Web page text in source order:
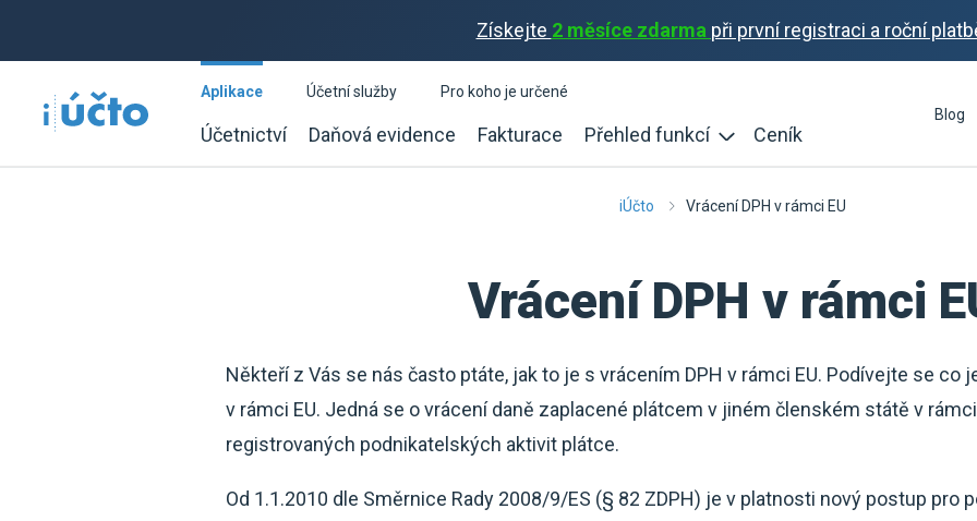
Získejte 2 měsíce zdarma při první registraci a roční
Aplikace
Účetnictví Daňová evidence Fakturace Přehled funkcí Ceník
Účetní služby
Pro koho je určené
Blog
iÚčto Vrácení DPH v rámci EU
Vrácení DPH v rámci
Někteří z Vás se nás často ptáte, jak to je s vrácením DPH v rámci EU. Podívejte se co
v rámci EU. Jedná se o vrácení daně zaplacené plátcem v jiném členském státě v
registrovaných podnikatelských aktivit plátce.
Od 1.1.2010 dle Směrnice Rady 2008/9/ES (§ 82 ZDPH) je v platnosti nový postup pro